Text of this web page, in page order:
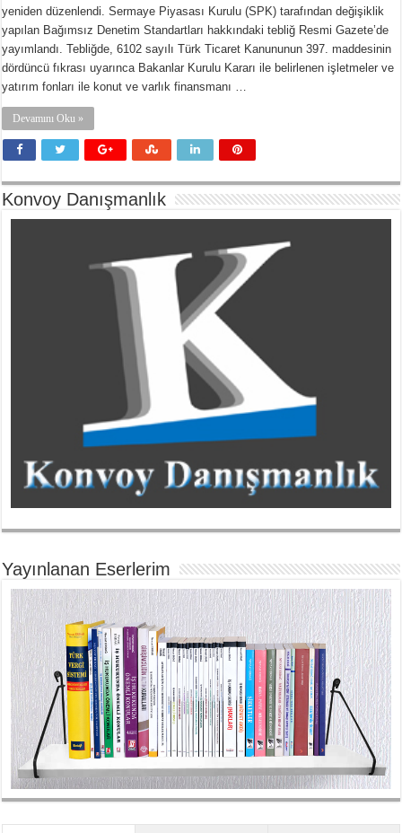
yeniden düzenlendi. Sermaye Piyasası Kurulu (SPK) tarafından değişiklik
yapılan Bağımsız Denetim Standartları hakkındaki tebliğ Resmi Gazete’de
yayımlandı. Tebliğde, 6102 sayılı Türk Ticaret Kanununun 397. maddesinin
dördüncü fıkrası uyarınca Bakanlar Kurulu Kararı ile belirlenen işletmeler ve
yatırım fonları ile konut ve varlık finansmanı …
Devamını Oku »
Konvoy Danışmanlık
Yayınlanan Eserlerim